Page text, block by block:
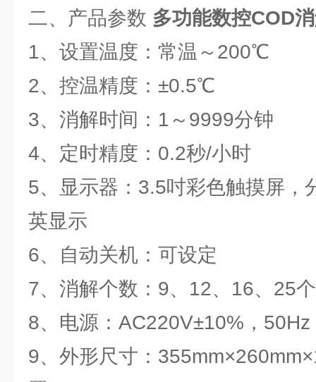
二、产品参数 多功能数控COD
1、设置温度：常温～200℃
2、控温精度：±0.5℃
3、消解时间：1～9999分钟
4、定时精度：0.2秒/小时
5、显示器：3.5吋彩色触摸屏，
英显示
6、自动关机：可设定
7、消解个数：9、12、16、25个
8、电源：AC220V±10%，
9、外形尺寸：